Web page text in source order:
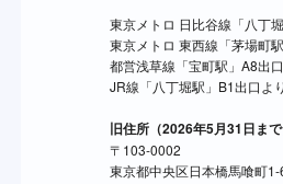
東京メトロ 日比谷線「八丁
東京メトロ 東西線「茅場町
都営浅草線「宝町駅」A8出
JR線「八丁堀駅」B1出口よ
旧住所（2026年5月31日まで
〒103-0002
東京都中央区日本橋馬喰町